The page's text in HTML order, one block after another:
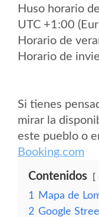
Huso horario
UTC +1:00
Horario de
Horario de
Si tienes
mirar la
este pueblo o
Booking.com
Contenidos
1
Mapa de
2 Google